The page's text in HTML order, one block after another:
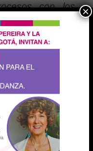
con los
en los
y aprendizaje”
Bahena,
mis
me limitan’,
23 de
del
confianza en
y creencias
×